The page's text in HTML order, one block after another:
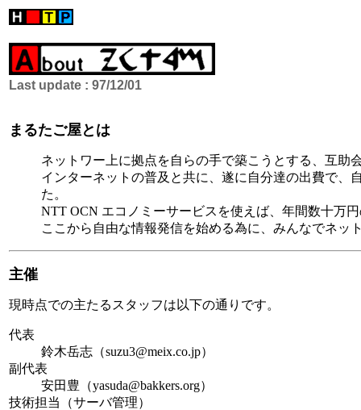
Last update : 97/12/01
まるたご屋とは
ネットワー上に拠点を自らの手で築こうとする、互助
インターネットの普及と共に、遂に自分達の出費で、
た。
NTT OCN エコノミーサービスを使えば、年間数十万
ここから自由な情報発信を始める為に、みんなでネッ
主催
現時点での主たるスタッフは以下の通りです。
代表
鈴木岳志（suzu3@meix.co.jp）
副代表
安田豊（yasuda@bakkers.org）
技術担当（サーバ管理）